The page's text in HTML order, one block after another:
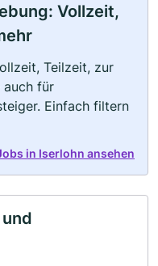
Vollzeit,
Teilzeit, zur
auch für
Einfach filtern
in Iserlohn ansehen